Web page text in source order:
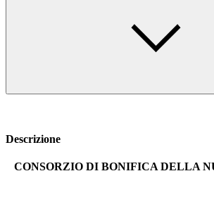
Descrizione
CONSORZIO DI BONIFICA DELLA